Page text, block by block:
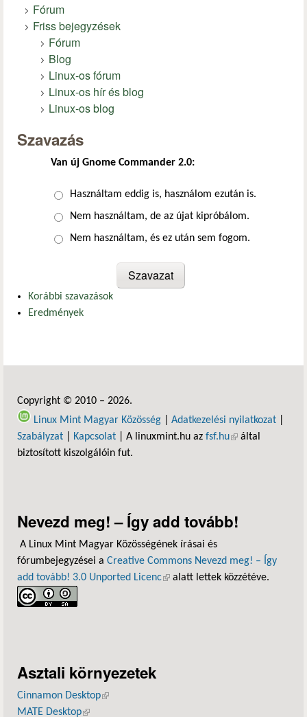
Fórum
Friss bejegyzések
Fórum
Blog
Linux-os fórum
Linux-os hír és blog
Linux-os blog
Szavazás
Van új Gnome Commander 2.0:
Választások
Használtam eddig is, használom ezután is.
Nem használtam, de az újat kipróbálom.
Nem használtam, és ez után sem fogom.
Korábbi szavazások
Eredmények
Copyright © 2010 – 2026.
Linux Mint Magyar Közösség
Adatkezelési nyilatkozat
Szabályzat
Kapcsolat | A linuxmint.hu az fsf.hu(külső hivatkozás)
által
biztosított kiszolgálóin fut.
Nevezd meg! – Így add tovább!
A Linux Mint Magyar Közösségének írásai és
fórumbejegyzései a Creative Commons Nevezd meg! – Így
add tovább! 3.0 Unported Licenc(külső hivatkozás)
alatt lettek közzétéve.
Asztali környezetek
Cinnamon Desktop(külső hivatkozás)
MATE Desktop(külső hivatkozás)